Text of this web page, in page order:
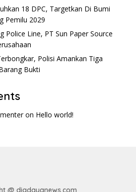
18 DPC, Targetkan Di Bumi
Pemilu 2029
Police Line, PT Sun Paper Source
Polisi Amankan Tiga
Bukti
on Hello world!
@ digdayanews.com